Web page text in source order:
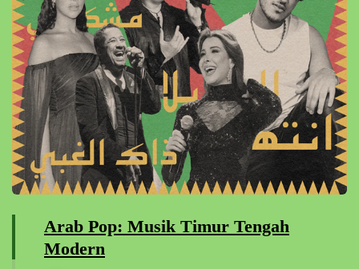
Arab Pop: Musik Timur Tengah
Modern